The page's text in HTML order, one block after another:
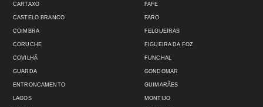
CARTAXO
CASTELO BRANCO
COIMBRA
CORUCHE
COVILHÃ
GUARDA
ENTRONCAMENTO
FAFE
FARO
FELGUEIRAS
FIGUEIRA DA FOZ
FUNCHAL
GONDOMAR
GUIMARÃES
LAGOS MONTIJO